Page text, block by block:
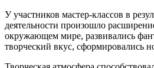
У участников мастер-классов в
деятельности произошло
окружающем мире, развивались
творческий вкус, сформировались